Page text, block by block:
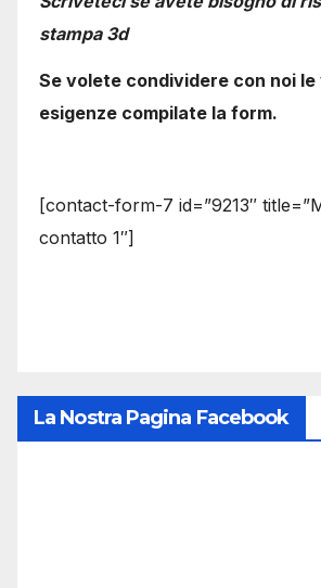
stampa 3d
Se volete condividere con noi
esigenze compilate la form.
[contact-form-7 id=”9213″
contatto 1″]
La Nostra Pagina Facebook